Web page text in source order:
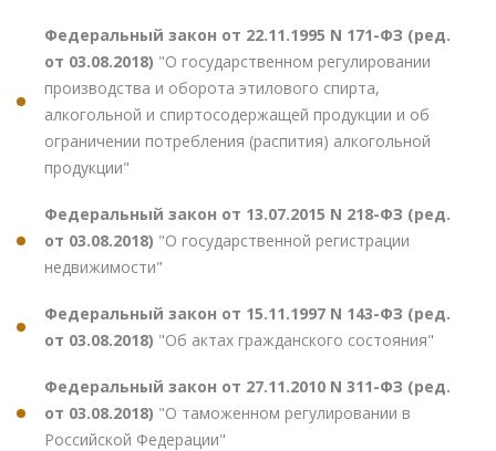
Федеральный закон от 22.11.1995 N 171-ФЗ (ред.
от 03.08.2018) "О государственном регулировании
производства и оборота этилового спирта,
алкогольной и спиртосодержащей продукции и об
ограничении потребления (распития) алкогольной
продукции"
Федеральный закон от 13.07.2015 N 218-ФЗ (ред.
от 03.08.2018) "О государственной регистрации
недвижимости"
Федеральный закон от 15.11.1997 N 143-ФЗ (ред.
от 03.08.2018) "Об актах гражданского состояния"
Федеральный закон от 27.11.2010 N 311-ФЗ (ред.
от 03.08.2018) "О таможенном регулировании в
Российской Федерации"